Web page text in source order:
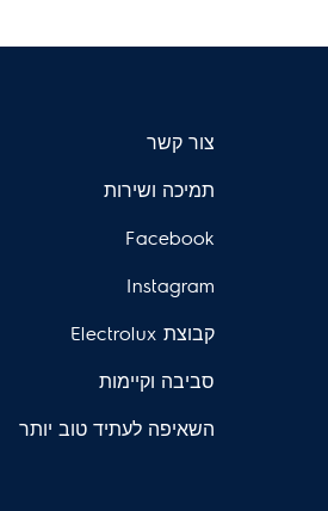
צור קשר
תמיכה ושירות
Facebook
Instagram
קבוצת Electrolux
סביבה וקיימות
השאיפה לעתיד טוב יותר